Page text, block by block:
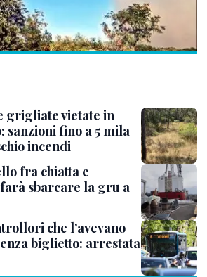
grigliate vietate in
sanzioni fino a 5 mila
incendi
fra chiatta e
sbarcare la gru a
che l’avevano
biglietto: arrestata